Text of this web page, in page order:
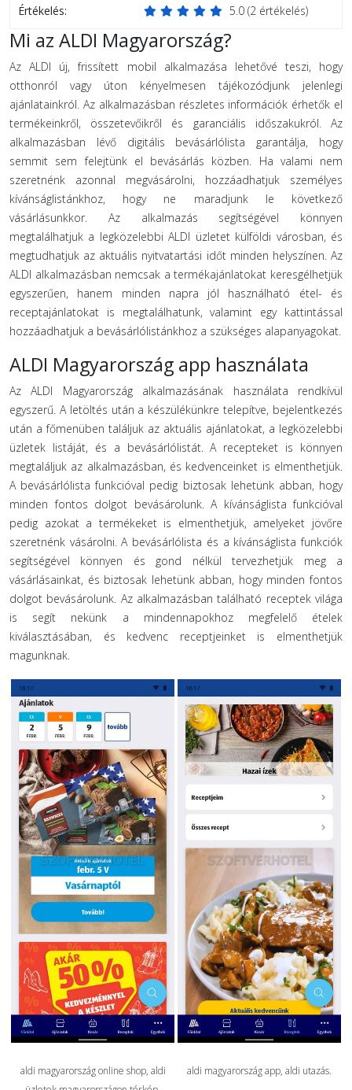
Értékelés:
5.0 (2 értékelés)
Mi az ALDI Magyarország?
Az ALDI új, frissített mobil alkalmazása lehetővé teszi, hogy
otthonról vagy úton kényelmesen tájékozódjunk jelenlegi
ajánlatainkról. Az alkalmazásban részletes információk érhetők el
termékeinkről, összetevőikről és garanciális időszakukról. Az
alkalmazásban lévő digitális bevásárlólista garantálja, hogy
semmit sem felejtünk el bevásárlás közben. Ha valami nem
szeretnénk azonnal megvásárolni, hozzáadhatjuk személyes
kívánságlistánkhoz, hogy ne maradjunk le következő
vásárlásunkkor. Az alkalmazás segítségével könnyen
megtalálhatjuk a legközelebbi ALDI üzletet külföldi városban, és
megtudhatjuk az aktuális nyitvatartási időt minden helyszínen. Az
ALDI alkalmazásban nemcsak a termékajánlatokat keresgélhetjük
egyszerűen, hanem minden napra jól használható étel- és
receptajánlatokat is megtalálhatunk, valamint egy kattintással
hozzáadhatjuk a bevásárlólistánkhoz a szükséges alapanyagokat.
ALDI Magyarország app használata
Az ALDI Magyarország alkalmazásának használata rendkívül
egyszerű. A letöltés után a készülékünkre telepítve, bejelentkezés
után a főmenüben találjuk az aktuális ajánlatokat, a legközelebbi
üzletek listáját, és a bevásárlólistát. A recepteket is könnyen
megtaláljuk az alkalmazásban, és kedvenceinket is elmenthetjük.
A bevásárlólista funkcióval pedig biztosak lehetünk abban, hogy
minden fontos dolgot bevásárolunk. A kívánságlista funkcióval
pedig azokat a termékeket is elmenthetjük, amelyeket jövőre
szeretnénk vásárolni. A bevásárlólista és a kívánságlista funkciók
segítségével könnyen és gond nélkül tervezhetjük meg a
vásárlásainkat, és biztosak lehetünk abban, hogy minden fontos
dolgot bevásárolunk. Az alkalmazásban található receptek világa
is segít nekünk a mindennapokhoz megfelelő ételek
kiválasztásában, és kedvenc receptjeinket is elmenthetjük
magunknak.
aldi magyarország online shop, aldi
aldi magyarország app, aldi utazás.